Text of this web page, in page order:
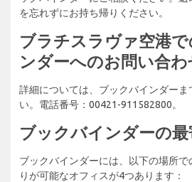
を忘れずにお持ち帰りください。
ブラチスラヴァ空港
ンダーへのお問い合わ
詳細については、ブックバインダーま
い。電話番号：00421-911582800。
ブックバインダーの
ブックバインダーには、以下の場所
りが可能なオフィスが4つあります：